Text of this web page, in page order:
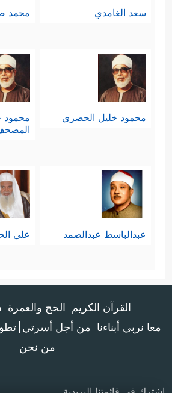
سعد الغامدي محمد
محمود خليل الحصري
محمود
عبدالباسط عبدالصمد علي
القرآن الكريم الحج والعمرة
معا نربي أبناءنا من أجل أسرتي
من نحن